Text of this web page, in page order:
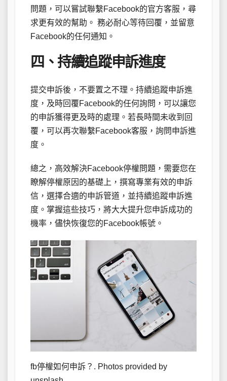
問題，可以嘗試聯繫Facebook的官方客服，尋
求更有效的幫助。 務必耐心等待回覆，並留意
Facebook的任何通知。
四、持續追蹤申訴進度
提交申訴後，不要置之不理。持續追蹤申訴進
度，及時回覆Facebook的任何詢問，可以讓您
的申訴獲得更及時的處理。若長時間未收到回
覆，可以再次聯繫Facebook客服，詢問申訴進
度。
總之，高效解決Facebook停權問題，需要您在
瞭解停權原因的基礎上，撰寫專業有效的申訴
信，選擇合適的申訴管道，並持續追蹤申訴進
度。掌握這些技巧，將大大提升您申訴成功的
機率，儘快恢復您的Facebook帳號。
fb停權如何申訴？. Photos provided by